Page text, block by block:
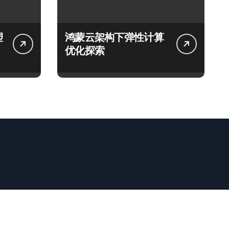
鸿蒙云架构下弹性计算
优化探索